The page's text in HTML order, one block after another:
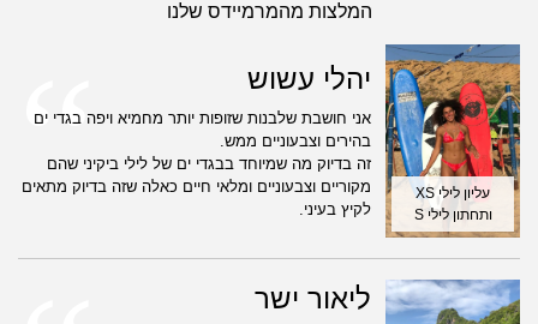
המלצות מהמרמיידס שלנו
עליון לילי XS
ותחתון לילי S
יהלי עשוש
אני חושבת שלבנות שזופות יותר מחמיא ויפה בגדי ים
בהירים וצבעוניים ממש.
זה בדיוק מה שמיוחד בבגדי ים של לילי ביקיני שהם
מקוריים וצבעוניים ומלאי חיים כאלה שזה בדיוק מתאים
לקיץ בעיני.
ליאור ישר